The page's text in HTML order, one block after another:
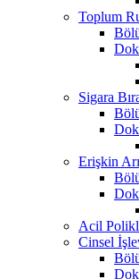
Toplum
Sigara
Erişkin
Acil
Cinsel